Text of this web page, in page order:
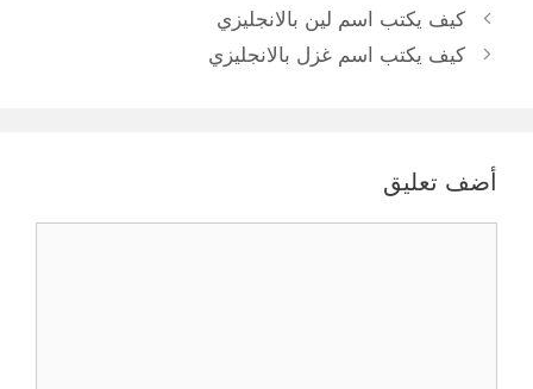
كيف يكتب اسم لين بالانجليزي
كيف يكتب اسم غزل بالانجليزي
أضف تعليق